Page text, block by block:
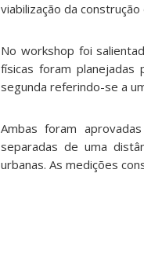
viabilização da
No workshop foi
físicas foram planejadas
segunda referindo-se a
Ambas foram
separadas de uma
urbanas. As medições